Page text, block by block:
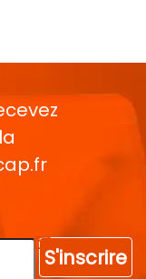
S'inscrire